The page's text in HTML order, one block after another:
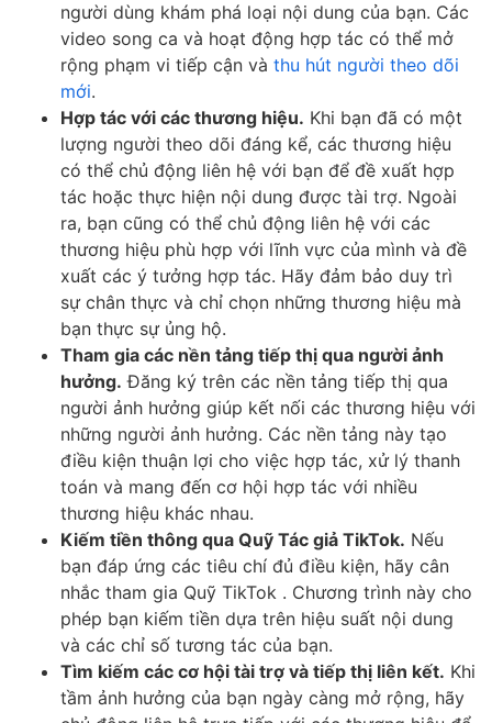
người dùng khám phá loại nội dung của bạn. Các
video song ca và hoạt động hợp tác có thể mở
rộng phạm vi tiếp cận và thu hút người theo dõi
mới.
Hợp tác với các thương hiệu. Khi bạn đã có một
lượng người theo dõi đáng kể, các thương hiệu
có thể chủ động liên hệ với bạn để đề xuất hợp
tác hoặc thực hiện nội dung được tài trợ. Ngoài
ra, bạn cũng có thể chủ động liên hệ với các
thương hiệu phù hợp với lĩnh vực của mình và đề
xuất các ý tưởng hợp tác. Hãy đảm bảo duy trì
sự chân thực và chỉ chọn những thương hiệu mà
bạn thực sự ủng hộ.
Tham gia các nền tảng tiếp thị qua người ảnh
hưởng. Đăng ký trên các nền tảng tiếp thị qua
người ảnh hưởng giúp kết nối các thương hiệu với
những người ảnh hưởng. Các nền tảng này tạo
điều kiện thuận lợi cho việc hợp tác, xử lý thanh
toán và mang đến cơ hội hợp tác với nhiều
thương hiệu khác nhau.
Kiếm tiền thông qua Quỹ Tác giả TikTok. Nếu
bạn đáp ứng các tiêu chí đủ điều kiện, hãy cân
nhắc tham gia Quỹ TikTok . Chương trình này cho
phép bạn kiếm tiền dựa trên hiệu suất nội dung
và các chỉ số tương tác của bạn.
Tìm kiếm các cơ hội tài trợ và tiếp thị liên kết. Khi
tầm ảnh hưởng của bạn ngày càng mở rộng, hãy